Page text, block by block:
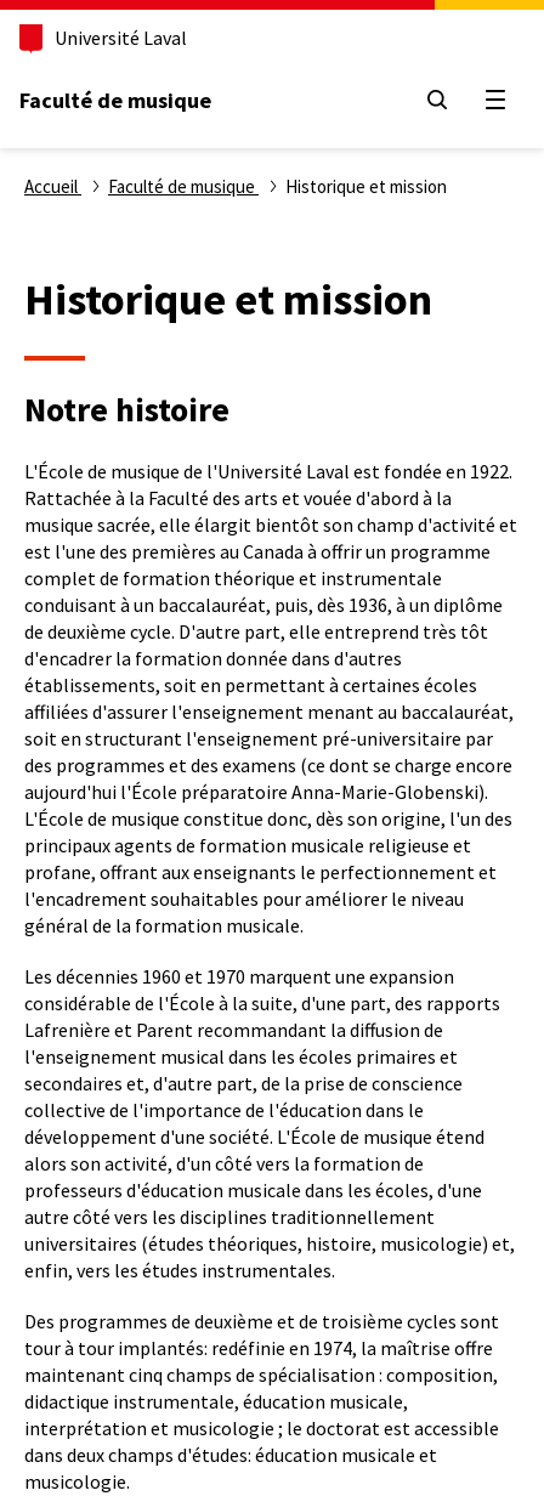
Aller
principal
Université Laval
Faculté de musique
Fil
Accueil Faculté de musique Historique et mission
Historique et mission
Notre histoire
L'École de musique de l'Université Laval est fondée en 1922.
Rattachée à la Faculté des arts et vouée d'abord à la
musique sacrée, elle élargit bientôt son champ d'activité et
est l'une des premières au Canada à offrir un programme
complet de formation théorique et instrumentale
conduisant à un baccalauréat, puis, dès 1936, à un diplôme
de deuxième cycle. D'autre part, elle entreprend très tôt
d'encadrer la formation donnée dans d'autres
établissements, soit en permettant à certaines écoles
affiliées d'assurer l'enseignement menant au baccalauréat,
soit en structurant l'enseignement pré-universitaire par
des programmes et des examens (ce dont se charge encore
aujourd'hui l'École préparatoire Anna-Marie-Globenski).
L'École de musique constitue donc, dès son origine, l'un des
principaux agents de formation musicale religieuse et
profane, offrant aux enseignants le perfectionnement et
l'encadrement souhaitables pour améliorer le niveau
général de la formation musicale.
Les décennies 1960 et 1970 marquent une expansion
considérable de l'École à la suite, d'une part, des rapports
Lafrenière et Parent recommandant la diffusion de
l'enseignement musical dans les écoles primaires et
secondaires et, d'autre part, de la prise de conscience
collective de l'importance de l'éducation dans le
développement d'une société. L'École de musique étend
alors son activité, d'un côté vers la formation de
professeurs d'éducation musicale dans les écoles, d'une
autre côté vers les disciplines traditionnellement
universitaires (études théoriques, histoire, musicologie) et,
enfin, vers les études instrumentales.
Des programmes de deuxième et de troisième cycles sont
tour à tour implantés: redéfinie en 1974, la maîtrise offre
maintenant cinq champs de spécialisation : composition,
didactique instrumentale, éducation musicale,
interprétation et musicologie ; le doctorat est accessible
dans deux champs d'études: éducation musicale et
musicologie.